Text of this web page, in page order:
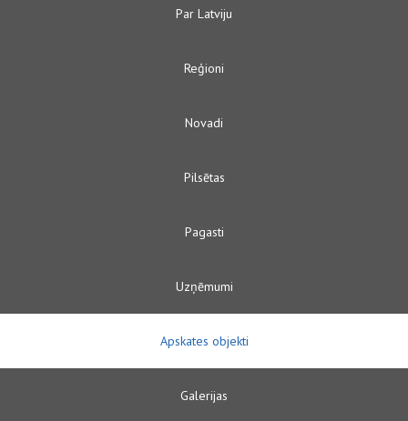
Par Latviju
Reģioni
Novadi
Pilsētas
Pagasti
Uzņēmumi
Apskates objekti
Galerijas